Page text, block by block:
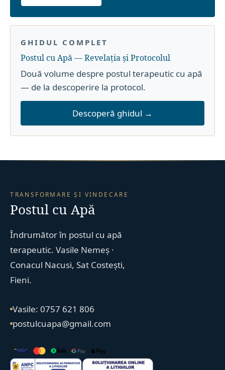
GHIDUL COMPLET
Postul cu Apă — Revelația și Protocolul
Două volume despre postul terapeutic cu apă
— de la descoperire la protocol.
Descoperă ghidul →
TRANSFORMARE ȘI VINDECARE
Postul cu Apă
Îndrumător în postul cu apă
terapeutic. Vasile Nemeș ·
Conacul Nacusi, Sat Costești,
Fieni.
Vasile: 0757 621 806
postulcuapa@gmail.com